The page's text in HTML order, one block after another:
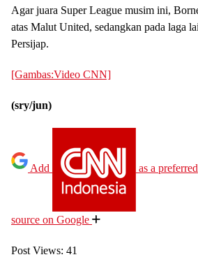
Agar juara Super League musim ini,
atas Malut United, sedangkan pada laga
Persijap.
[Gambas:Video CNN]
(sry/jun)
Add as a preferred
source on Google
Post Views: 41